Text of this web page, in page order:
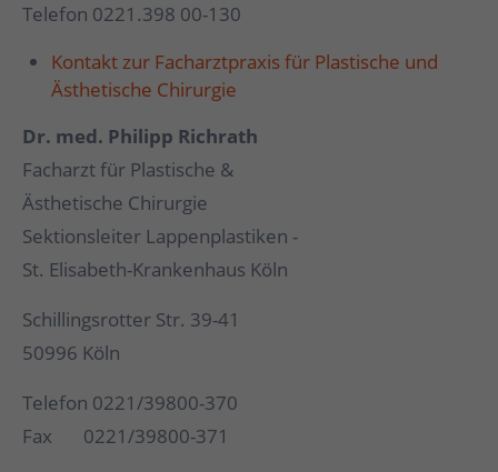
Telefon 0221.398 00-130
Kontakt zur Facharztpraxis für Plastische und
Ästhetische Chirurgie
Dr. med. Philipp Richrath
Facharzt für Plastische &
Ästhetische Chirurgie
Sektionsleiter Lappenplastiken -
St. Elisabeth-Krankenhaus Köln
Schillingsrotter Str. 39-41
50996 Köln
Telefon 0221/39800-370
Fax 0221/39800-371